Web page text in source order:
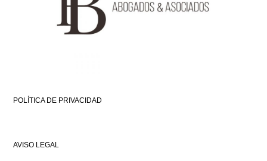
POLÍTICA DE PRIVACIDAD
AVISO LEGAL